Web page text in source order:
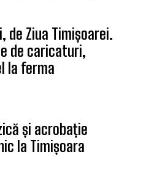
de Ziua Timișoarei.
de caricaturi,
la ferma
și acrobație
la Timișoara